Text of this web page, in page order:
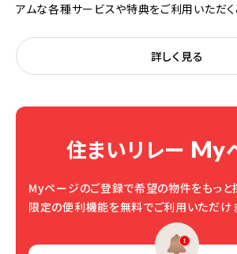
アムな各種サービスや特典をご利用いただく
詳しく見る
住まいリレー My
Myページのご登録で希望の物件をもっと
限定の便利機能を無料でご利用いただけ